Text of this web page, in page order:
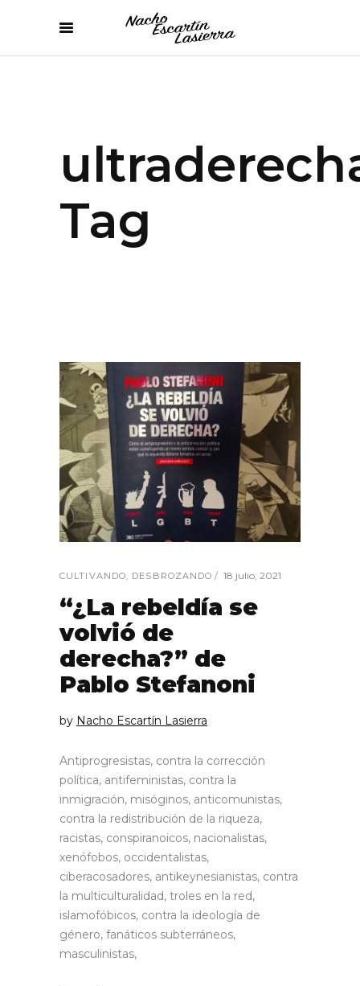
Tag
CULTIVANDO, DESBROZANDO 18 julio, 2021
“¿La rebeldía se
volvió de
derecha?” de
Pablo Stefanoni
by Nacho Escartín Lasierra
Antiprogresistas, contra la corrección
política, antifeministas, contra la
inmigración, misóginos, anticomunistas,
contra la redistribución de la riqueza,
racistas, conspiranoicos, nacionalistas,
xenófobos, occidentalistas,
ciberacosadores, antikeynesianistas, contra
la multiculturalidad, troles en la red,
islamofóbicos, contra la ideología de
género, fanáticos subterráneos,
masculinistas,